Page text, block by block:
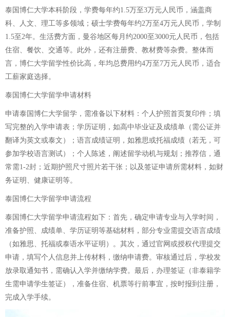
泰国博仁大学本科阶段，学费每年约1.5万至3万元人民币，涵盖商
科、人文、理工等多领域；硕士学费每年约2万至4万元人民币，学制
1.5至2年。生活费方面，曼谷地区每月约2000至3000元人民币，包括
住宿、餐饮、交通等。此外，还有注册费、教材费等杂费。整体而
言，博仁大学留学性价比高，年均总费用约4万至7万元人民币，适合
工薪家庭选择。
泰国博仁大学留学申请材料
申请泰国博仁大学留学，需准备以下材料：个人护照首页复印件；填
写完整的入学申请表；学历证明，如高中毕业证及成绩单（需公证并
翻译为英文或泰文）；语言成绩证明，如雅思或托福成绩（若无，可
参加学校语言测试）；个人陈述，阐述留学动机与规划；推荐信，通
常需1-2封；近期护照尺寸照片若干张；以及签证申请所需材料，如财
务证明、健康证明等。
泰国博仁大学留学申请流程
泰国博仁大学留学申请流程如下：首先，确定申请专业与入学时间，
准备护照、成绩单、学历证明等基础材料，部分专业需提交语言成绩
（如雅思、托福或泰语水平证明）。其次，通过官网或授权代理提交
申请，填写个人信息并上传材料，缴纳申请费。审核通过后，学校发
放录取通知书，需确认入学并缴纳学费。最后，办理签证（非泰籍学
生需申请学生签证），准备住宿、机票等行前事宜，按时报到注册，
完成入学手续。